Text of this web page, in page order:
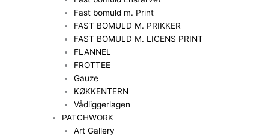
Fast bomuld m. Print
FAST BOMULD M. PRIKKER
FAST BOMULD M. LICENS PRINT
FLANNEL
FROTTEE
Gauze
KØKKENTERN
Vådliggerlagen
PATCHWORK
Art Gallery